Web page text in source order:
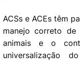
ACSs e ACEs têm
manejo correto
animais e o
universalização